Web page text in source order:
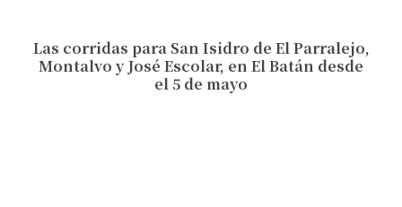
Las corridas para San Isidro de El Parralejo,
Montalvo y José Escolar, en El Batán desde
el 5 de mayo